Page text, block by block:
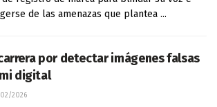
de las amenazas que plantea ...
por detectar imágenes falsas
digital
2026